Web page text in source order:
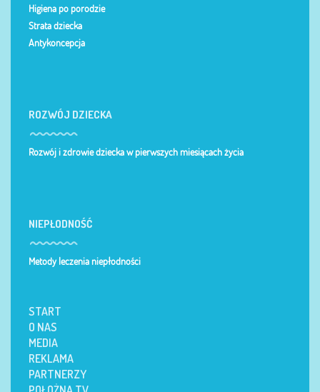
Higiena po porodzie
Strata dziecka
Antykoncepcja
ROZWÓJ DZIECKA
Rozwój i zdrowie dziecka w pierwszych miesiącach życia
NIEPŁODNOŚĆ
Metody leczenia niepłodności
START
O NAS
MEDIA
REKLAMA
PARTNERZY